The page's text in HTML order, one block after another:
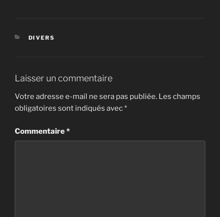
CATÉGORIES
DIVERS
Laisser un commentaire
Votre adresse e-mail ne sera pas publiée. Les champs
obligatoires sont indiqués avec*
Commentaire*